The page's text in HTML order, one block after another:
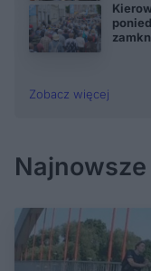
Zobacz więcej